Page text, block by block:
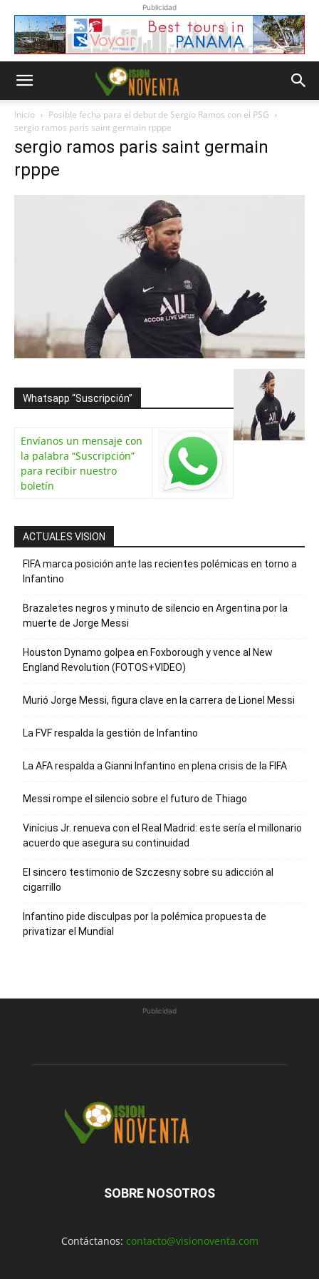
Publicidad
Inicio
Posible fecha para el debut de Sergio Ramos con el PSG
sergio ramos paris saint germain rpppe
sergio ramos paris saint germain
rpppe
Whatsapp “Suscripción”
Envíanos un mensaje con
la palabra “Suscripción”
para recibir nuestro
boletín
ACTUALES VISION
FIFA marca posición ante las recientes polémicas en torno a
Infantino
Brazaletes negros y minuto de silencio en Argentina por la
muerte de Jorge Messi
Houston Dynamo golpea en Foxborough y vence al New
England Revolution (FOTOS+VIDEO)
Murió Jorge Messi, figura clave en la carrera de Lionel Messi
La FVF respalda la gestión de Infantino
La AFA respalda a Gianni Infantino en plena crisis de la FIFA
Messi rompe el silencio sobre el futuro de Thiago
Vinícius Jr. renueva con el Real Madrid: este sería el millonario
acuerdo que asegura su continuidad
El sincero testimonio de Szczesny sobre su adicción al
cigarrillo
Infantino pide disculpas por la polémica propuesta de
privatizar el Mundial
Publicidad
SOBRE NOSOTROS
Contáctanos: contacto@visionoventa.com